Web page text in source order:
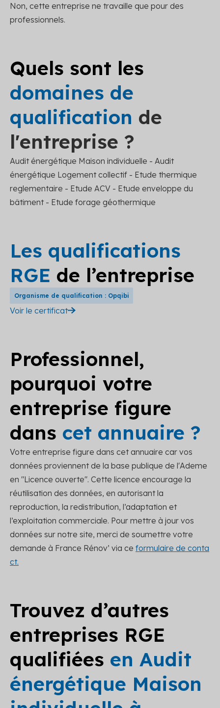
Non, cette entreprise ne travaille que pour des
professionnels.
Quels sont les
domaines de
qualification de
l'entreprise ?
Audit énergétique Maison individuelle - Audit
énergétique Logement collectif - Etude thermique
reglementaire - Etude ACV - Etude enveloppe du
bâtiment - Etude forage géothermique
Les qualifications
RGE de l’entreprise
Organisme de qualification : Opqibi
Voir le certificat
Professionnel,
pourquoi votre
entreprise figure
dans cet annuaire ?
Votre entreprise figure dans cet annuaire car vos
données proviennent de la base publique de l'Ademe
en "Licence ouverte". Cette licence encourage la
réutilisation des données, en autorisant la
reproduction, la redistribution, l’adaptation et
l’exploitation commerciale. Pour mettre à jour vos
données sur notre site, merci de soumettre votre
demande à France Rénov’ via ce formulaire de conta
ct.
Trouvez d’autres
entreprises RGE
qualifiées en Audit
énergétique Maison